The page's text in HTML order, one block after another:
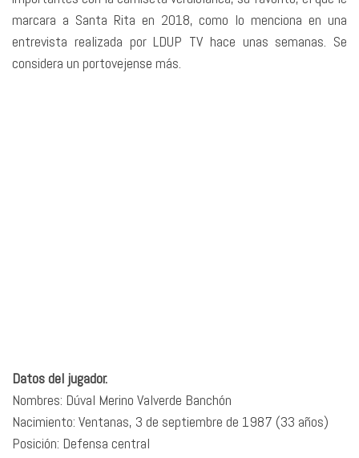
marcara a Santa Rita en 2018, como lo menciona en una
entrevista realizada por LDUP TV hace unas semanas. Se
considera un portovejense más.
Datos del jugador.
Nombres: Dúval Merino Valverde Banchón
Nacimiento: Ventanas, 3 de septiembre de 1987 (33 años)
Posición: Defensa central